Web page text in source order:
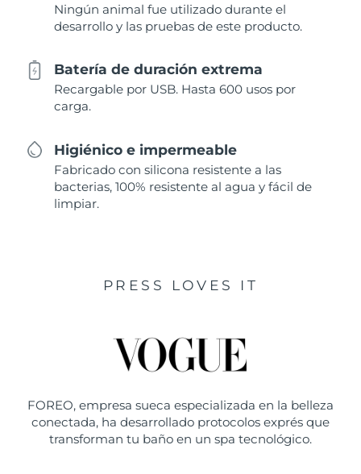
Ningún animal fue utilizado durante el
desarrollo y las pruebas de este producto.
Batería de duración extrema
Recargable por USB. Hasta 600 usos por
carga.
Higiénico e impermeable
Fabricado con silicona resistente a las
bacterias, 100% resistente al agua y fácil de
limpiar.
PRESS LOVES IT
FOREO, empresa sueca especializada en la belleza
conectada, ha desarrollado protocolos exprés que
transforman tu baño en un spa tecnológico.